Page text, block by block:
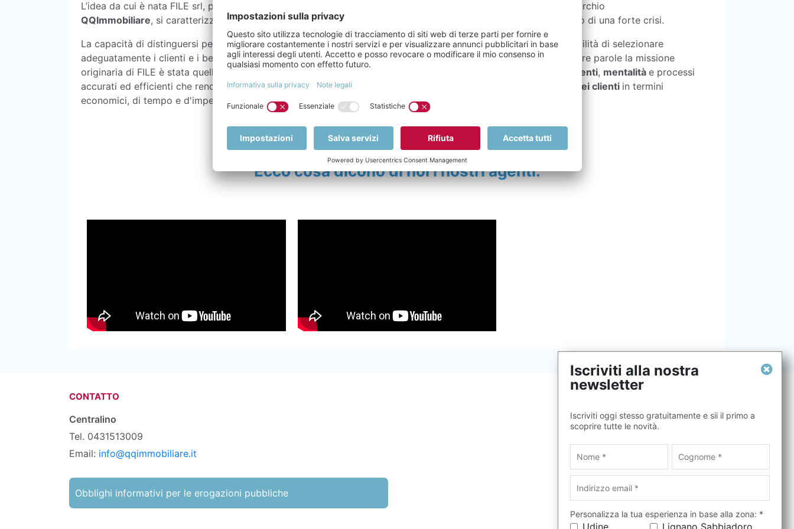
L’idea da cui è nata FILE srl, prima affiliata ad un franchising internazionale e successivamente con il proprio marchio
QQImmobiliare, si caratterizza per la volontà di distinguersi in un mercato già saturo che al tempo era nel pieno di una forte crisi.
La capacità di distinguersi per laqualità del servizio, per l’attenzionealle necessità delle persone, per la possibilità di selezionare
adeguatamente i clienti e i beni immobili da trattare sarebbero stati i “caratteri forti” della nascente realtà. In altre parole la missione
originaria di FILE è stata quella di portare innovazione in un settore tradizionale introducendo nuovi atteggiamenti, mentalità e processi
accurati ed efficienti che rendessero possibile un obiettivo apparentemente semplice:
soddisfare le esigenze dei clienti in termini
economici, di tempo e d'impegno nell’acquisto o nella vendita di beni immobili.
Ecco cosa dicono di noi i nostri agenti:
CONTATTO
Centralino
Tel. 0431513009
Email: info@qqimmobiliare.it
Obblighi informativi per le erogazioni pubbliche
Iscriviti alla nostra
newsletter
Iscriviti oggi stesso gratuitamente e sii il primo a
scoprire tutte le novità.
Personalizza la tua esperienza in base alla zona: *
Udine Lignano Sabbiadoro